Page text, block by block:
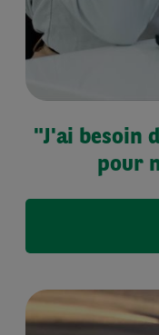
"J'ai besoin
pour